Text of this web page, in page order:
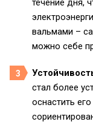
течение дня,
вальмами –
можно себе
стал более
оснастить